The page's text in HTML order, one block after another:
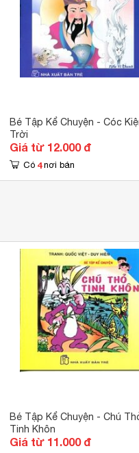
Bé Tập Kể Chuyện - Cóc
Trời
Giá từ 12.000 đ
Có 4 nơi bán
Bé Tập Kể Chuyện - Chú
Tinh Khôn
Giá từ 11.000 đ